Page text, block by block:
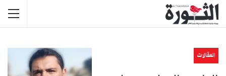
المقالات